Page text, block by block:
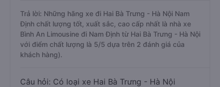
Trả lời: Những hãng xe đi Hai Bà Trưng - Hà Nội Nam
Định chất lượng tốt, xuất sắc, cao cấp nhất là nhà xe
Bình An Limousine đi Nam Định từ Hai Bà Trưng - Hà Nội
với điểm chất lượng là 5/5 dựa trên 2 đánh giá của
khách hàng).
Câu hỏi: Có loại xe Hai Bà Trưng - Hà Nội